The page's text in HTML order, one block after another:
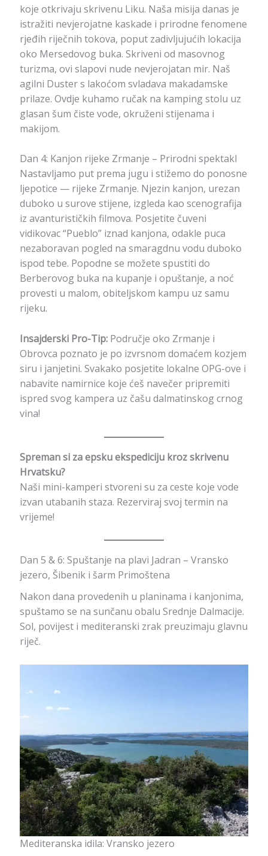
koje otkrivaju skrivenu Liku. Naša misija danas je
istražiti nevjerojatne kaskade i prirodne fenomene
rjeđih riječnih tokova, poput zadivljujućih lokacija
oko Mersedovog buka. Skriveni od masovnog
turizma, ovi slapovi nude nevjerojatan mir. Naš
agilni Duster s lakoćom svladava makadamske
prilaze. Ovdje kuhamo ručak na kamping stolu uz
glasan šum čiste vode, okruženi stijenama i
makijom.
Dan 4: Kanjon rijeke Zrmanje – Prirodni spektakl
Nastavljamo put prema jugu i stižemo do ponosne
ljepotice — rijeke Zrmanje. Njezin kanjon, urezan
duboko u surove stijene, izgleda kao scenografija
iz avanturističkih filmova. Posjetite čuveni
vidikovac “Pueblo” iznad kanjona, odakle puca
nezaboravan pogled na smaragdnu vodu duboko
ispod tebe. Popodne se možete spustiti do
Berberovog buka na kupanje i opuštanje, a noć
provesti u malom, obiteljskom kampu uz samu
rijeku.
Insajderski Pro-Tip:Područje oko Zrmanje i
Obrovca poznato je po izvrsnom domaćem kozjem
siru i janjetini. Svakako posjetite lokalne OPG-ove i
nabavite namirnice koje ćeš navečer pripremiti
ispred svog kampera uz čašu dalmatinskog crnog
vina!
Spreman si za epsku ekspediciju kroz skrivenu
Hrvatsku?
Naši mini-kamperi stvoreni su za ceste koje vode
izvan utabanih staza. Rezerviraj svoj termin na
vrijeme!
Dan 5 & 6: Spuštanje na plavi Jadran – Vransko
jezero, Šibenik i šarm Primoštena
Nakon dana provedenih u planinama i kanjonima,
spuštamo se na sunčanu obalu Srednje Dalmacije.
Sol, povijest i mediteranski zrak preuzimaju glavnu
riječ.
Mediteranska idila: Vransko jezero